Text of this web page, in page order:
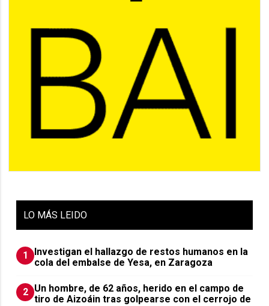
LO MÁS LEIDO
1
Investigan el hallazgo de restos humanos en la
cola del embalse de Yesa, en Zaragoza
2 Un hombre, de 62 años, herido en el campo de
tiro de Aizoáin tras golpearse con el cerrojo de